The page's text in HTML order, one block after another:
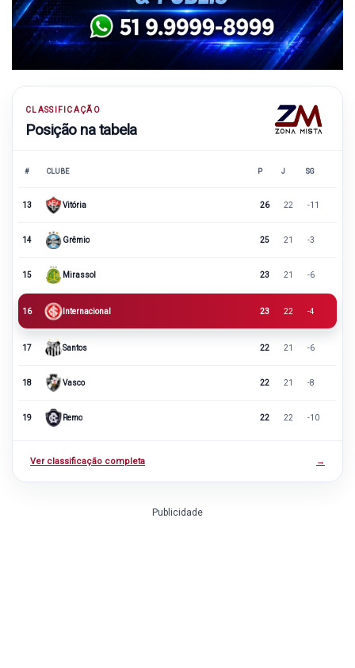
CLASSIFICAÇÃO
Posição na tabela
# CLUBE P J SG
13 Vitória 26 22 -11
14 Grêmio 25 21 -3
15 Mirassol 23 21 -6
16 Internacional 23 22 -4
17 Santos 22 21 -6
18 Vasco 22 21 -8
19 Remo 22 22 -10
Ver classificação completa →
Publicidade